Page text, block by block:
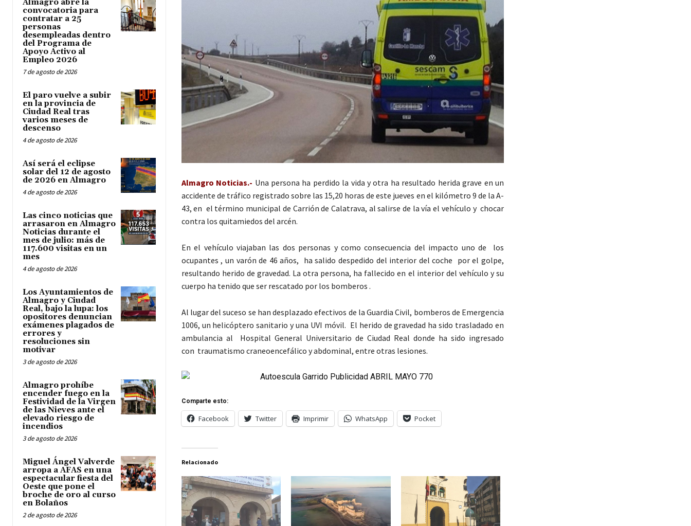
Almagro abre la
convocatoria para
contratar a 25
personas
desempleadas dentro
del Programa de
Apoyo Activo al
Empleo 2026
7 de agosto de 2026
El paro vuelve a subir
en la provincia de
Ciudad Real tras
varios meses de
descenso
4 de agosto de 2026
Así será el eclipse
solar del 12 de agosto
de 2026 en Almagro
4 de agosto de 2026
Las cinco noticias que
arrasaron en Almagro
Noticias durante el
mes de julio: más de
117.600 visitas en un
mes
4 de agosto de 2026
Los Ayuntamientos de
Almagro y Ciudad
Real, bajo la lupa: los
opositores denuncian
exámenes plagados de
errores y
resoluciones sin
motivar
3 de agosto de 2026
Almagro prohíbe
encender fuego en la
Festividad de la Virgen
de las Nieves ante el
elevado riesgo de
incendios
3 de agosto de 2026
Miguel Ángel Valverde
arropa a AFAS en una
espectacular fiesta del
Oeste que pone el
broche de oro al curso
en Bolaños
2 de agosto de 2026
Almagro Noticias.- Una persona ha perdido la vida y otra ha resultado herida grave en un
accidente de tráfico registrado sobre las 15,20 horas de este jueves en el kilómetro 9 de la A-
43, en el término municipal de Carrión de Calatrava, al salirse de la vía el vehículo y chocar
contra los quitamiedos del arcén.
En el vehículo viajaban las dos personas y como consecuencia del impacto uno de los
ocupantes , un varón de 46 años, ha salido despedido del interior del coche por el golpe,
resultando herido de gravedad. La otra persona, ha fallecido en el interior del vehículo y su
cuerpo ha tenido que ser rescatado por los bomberos .
Al lugar del suceso se han desplazado efectivos de la Guardia Civil, bomberos de Emergencia
1006, un helicóptero sanitario y una UVI móvil. El herido de gravedad ha sido trasladado en
ambulancia al Hospital General Universitario de Ciudad Real donde ha sido ingresado
con traumatismo craneoencefálico y abdominal, entre otras lesiones.
Comparte esto:
Facebook Twitter Imprimir WhatsApp Pocket
Relacionado